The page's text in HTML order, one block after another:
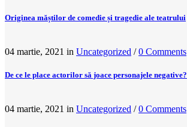
Originea măștilor de comedie și tragedie ale teatrului
04 martie, 2021 in Uncategorized /0 Comments
De ce le place actorilor să joace personajele negative?
04 martie, 2021 in Uncategorized /0 Comments